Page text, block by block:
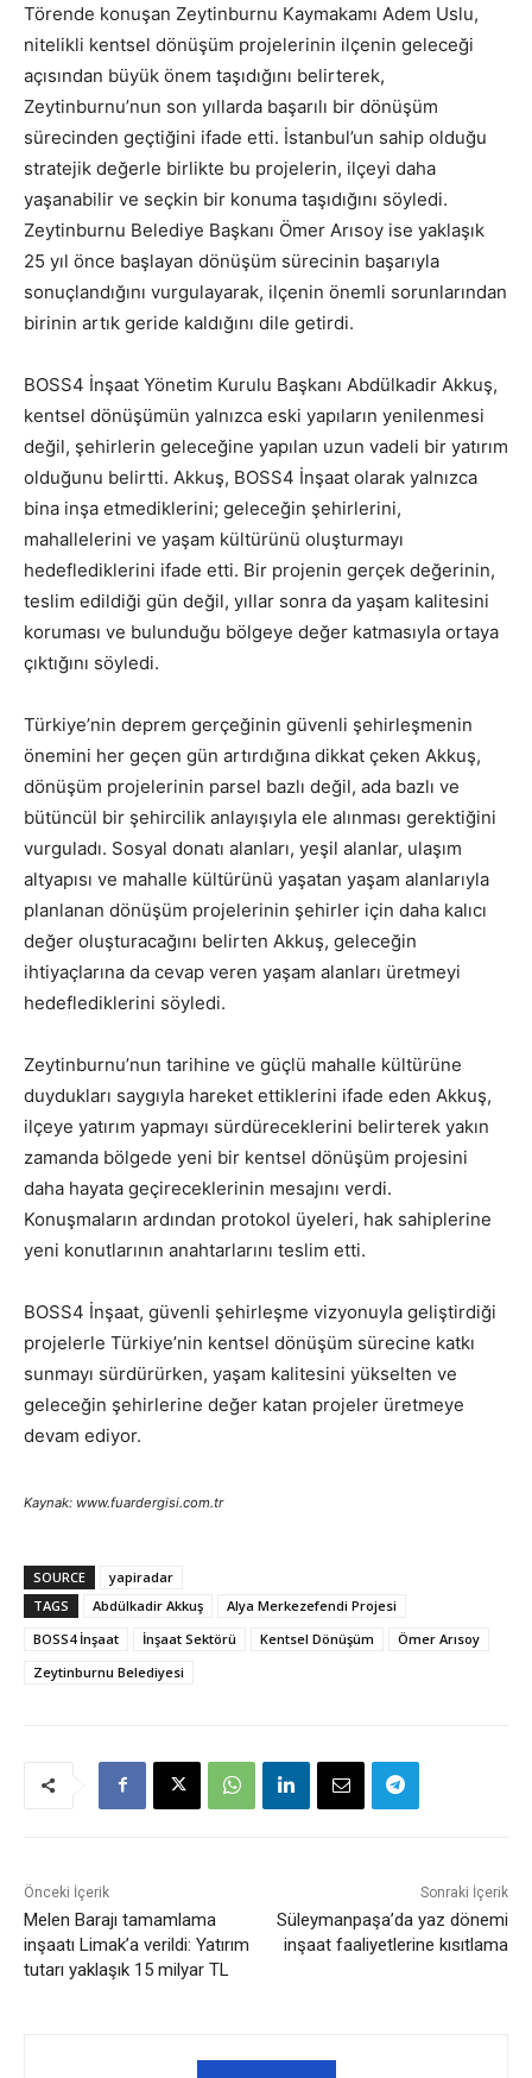
Törende konuşan Zeytinburnu Kaymakamı Adem Uslu,
nitelikli kentsel dönüşüm projelerinin ilçenin geleceği
açısından büyük önem taşıdığını belirterek,
Zeytinburnu’nun son yıllarda başarılı bir dönüşüm
sürecinden geçtiğini ifade etti. İstanbul’un sahip olduğu
stratejik değerle birlikte bu projelerin, ilçeyi daha
yaşanabilir ve seçkin bir konuma taşıdığını söyledi.
Zeytinburnu Belediye Başkanı Ömer Arısoy ise yaklaşık
25 yıl önce başlayan dönüşüm sürecinin başarıyla
sonuçlandığını vurgulayarak, ilçenin önemli sorunlarından
birinin artık geride kaldığını dile getirdi.
BOSS4 İnşaat Yönetim Kurulu Başkanı Abdülkadir Akkuş,
kentsel dönüşümün yalnızca eski yapıların yenilenmesi
değil, şehirlerin geleceğine yapılan uzun vadeli bir yatırım
olduğunu belirtti. Akkuş, BOSS4 İnşaat olarak yalnızca
bina inşa etmediklerini; geleceğin şehirlerini,
mahallelerini ve yaşam kültürünü oluşturmayı
hedeflediklerini ifade etti. Bir projenin gerçek değerinin,
teslim edildiği gün değil, yıllar sonra da yaşam kalitesini
koruması ve bulunduğu bölgeye değer katmasıyla ortaya
çıktığını söyledi.
Türkiye’nin deprem gerçeğinin güvenli şehirleşmenin
önemini her geçen gün artırdığına dikkat çeken Akkuş,
dönüşüm projelerinin parsel bazlı değil, ada bazlı ve
bütüncül bir şehircilik anlayışıyla ele alınması gerektiğini
vurguladı. Sosyal donatı alanları, yeşil alanlar, ulaşım
altyapısı ve mahalle kültürünü yaşatan yaşam alanlarıyla
planlanan dönüşüm projelerinin şehirler için daha kalıcı
değer oluşturacağını belirten Akkuş, geleceğin
ihtiyaçlarına da cevap veren yaşam alanları üretmeyi
hedeflediklerini söyledi.
Zeytinburnu’nun tarihine ve güçlü mahalle kültürüne
duydukları saygıyla hareket ettiklerini ifade eden Akkuş,
ilçeye yatırım yapmayı sürdüreceklerini belirterek yakın
zamanda bölgede yeni bir kentsel dönüşüm projesini
daha hayata geçireceklerinin mesajını verdi.
Konuşmaların ardından protokol üyeleri, hak sahiplerine
yeni konutlarının anahtarlarını teslim etti.
BOSS4 İnşaat, güvenli şehirleşme vizyonuyla geliştirdiği
projelerle Türkiye’nin kentsel dönüşüm sürecine katkı
sunmayı sürdürürken, yaşam kalitesini yükselten ve
geleceğin şehirlerine değer katan projeler üretmeye
devam ediyor.
Kaynak: www.fuardergisi.com.tr
SOURCE
yapiradar
TAGS
Abdülkadir Akkuş
Alya Merkezefendi Projesi
BOSS4 İnşaat
İnşaat Sektörü Kentsel Dönüşüm
Ömer Arısoy
Zeytinburnu Belediyesi
Önceki İçerik
Melen Barajı tamamlama
inşaatı Limak’a verildi: Yatırım
tutarı yaklaşık 15 milyar TL
Sonraki İçerik
Süleymanpaşa’da yaz dönemi
inşaat faaliyetlerine kısıtlama